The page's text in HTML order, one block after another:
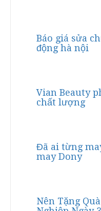
Báo giá sửa
động hà nội
Vian Beauty
chất lượng
Đã ai từng
may Dony
Nên Tặng